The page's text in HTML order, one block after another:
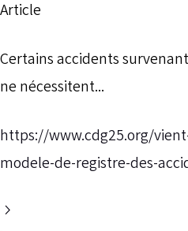
Article
Certains accidents
ne nécessitent...
https://www.cdg25.org/
modele-de-registre-des-